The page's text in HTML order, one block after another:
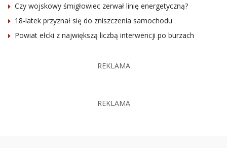
Czy wojskowy śmigłowiec zerwał linię energetyczną?
18-latek przyznał się do zniszczenia samochodu
Powiat ełcki z największą liczbą interwencji po burzach
REKLAMA
REKLAMA